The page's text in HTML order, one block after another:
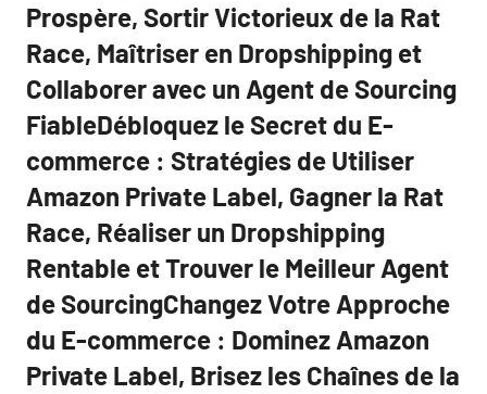
Prospère, Sortir Victorieux de la Rat
Race, Maîtriser en Dropshipping et
Collaborer avec un Agent de Sourcing
FiableDébloquez le Secret du E-
commerce : Stratégies de Utiliser
Amazon Private Label, Gagner la Rat
Race, Réaliser un Dropshipping
Rentable et Trouver le Meilleur Agent
de SourcingChangez Votre Approche
du E-commerce : Dominez Amazon
Private Label, Brisez les Chaînes de la